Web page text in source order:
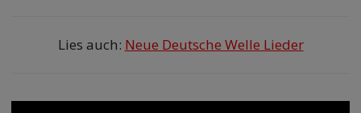
Lies auch: Neue Deutsche Welle Lieder